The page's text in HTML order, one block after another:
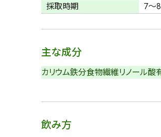
採取時期
7～
主な成分
カリウム鉄分食物繊維リノール酸
飲み方